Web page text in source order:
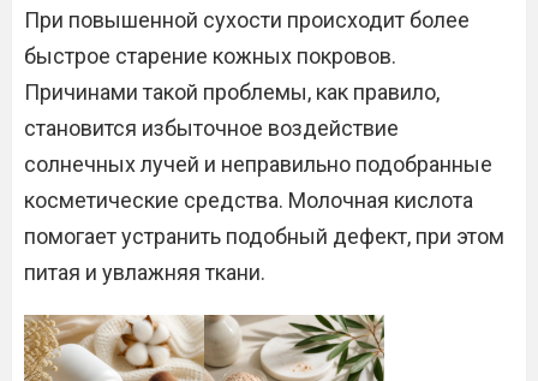
При повышенной сухости происходит более
быстрое старение кожных покровов.
Причинами такой проблемы, как правило,
становится избыточное воздействие
солнечных лучей и неправильно подобранные
косметические средства. Молочная кислота
помогает устранить подобный дефект, при этом
питая и увлажняя ткани.